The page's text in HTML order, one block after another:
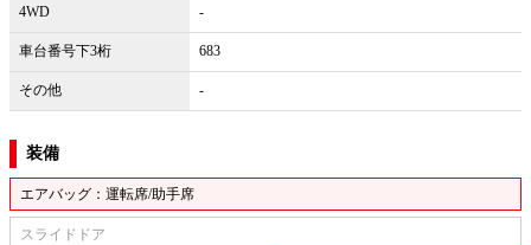
4WD -
車台番号下3桁 683
その他 -
装備
エアバッグ：運転席/助手席
スライドドア